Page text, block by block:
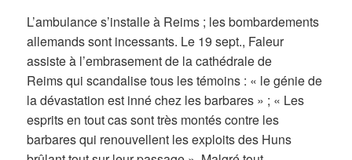
L’ambulance s’installe à Reims ; les bombardements
allemands sont incessants. Le 19 sept., Faleur
assiste à l’embrasement de la cathédrale de
Reims qui scandalise tous les témoins : « le génie de
la dévastation est inné chez les barbares » ; « Les
esprits en tout cas sont très montés contre les
barbares qui renouvellent les exploits des Huns